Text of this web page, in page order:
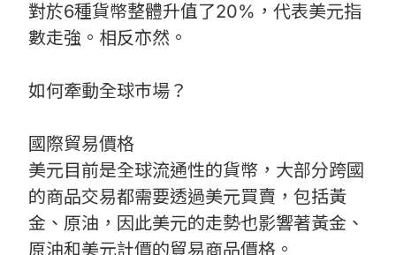
對於6種貨幣整體升值了20%，代表美元指
數走強。相反亦然。
如何牽動全球巿場？
國際貿易價格
美元目前是全球流通性的貨幣，大部分跨國
的商品交易都需要透過美元買賣，包括黃
金、原油，因此美元的走勢也影響著黃金、
原油和美元計價的貿易商品價格。